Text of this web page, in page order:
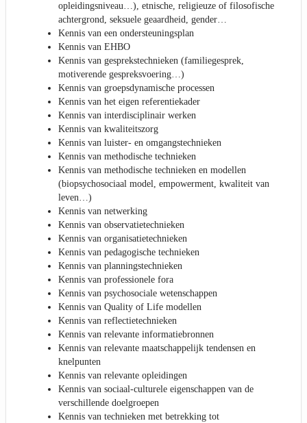
opleidingsniveau…), etnische, religieuze of filosofische
achtergrond, seksuele geaardheid, gender…
Kennis van een ondersteuningsplan
Kennis van EHBO
Kennis van gesprekstechnieken (familiegesprek,
motiverende gespreksvoering…)
Kennis van groepsdynamische processen
Kennis van het eigen referentiekader
Kennis van interdisciplinair werken
Kennis van kwaliteitszorg
Kennis van luister- en omgangstechnieken
Kennis van methodische technieken
Kennis van methodische technieken en modellen
(biopsychosociaal model, empowerment, kwaliteit van
leven…)
Kennis van netwerking
Kennis van observatietechnieken
Kennis van organisatietechnieken
Kennis van pedagogische technieken
Kennis van planningstechnieken
Kennis van professionele fora
Kennis van psychosociale wetenschappen
Kennis van Quality of Life modellen
Kennis van reflectietechnieken
Kennis van relevante informatiebronnen
Kennis van relevante maatschappelijk tendensen en
knelpunten
Kennis van relevante opleidingen
Kennis van sociaal-culturele eigenschappen van de
verschillende doelgroepen
Kennis van technieken met betrekking tot